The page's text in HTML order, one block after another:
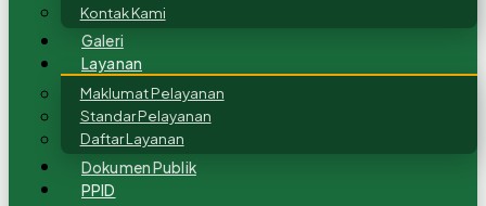
Kontak Kami
Galeri
Layanan
Maklumat Pelayanan
Standar Pelayanan
Daftar Layanan
Dokumen Publik
PPID